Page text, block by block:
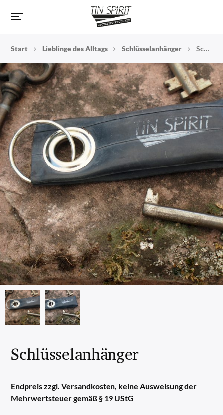
Start Lieblinge des Alltags Schlüsselanhänger Schlüsselanhänger
Schlüsselanhänger
Endpreis zzgl. Versandkosten, keine Ausweisung der
Mehrwertsteuer gemäß § 19 UStG